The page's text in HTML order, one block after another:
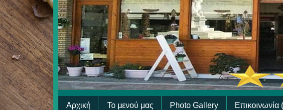
Αρχική Το μενού μας Photo Gallery Επικοινωνία